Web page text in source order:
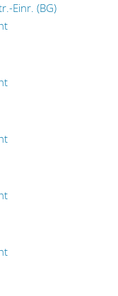
Einr. (BG)